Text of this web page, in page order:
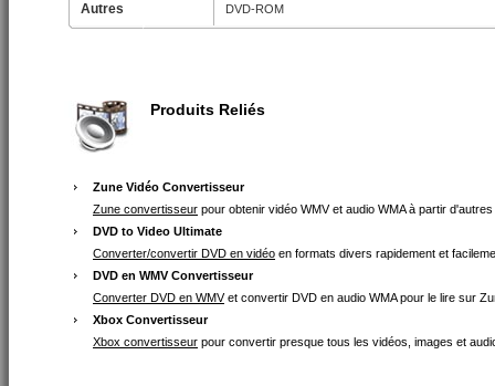
Autres DVD-ROM
Produits Reliés
Zune Vidéo Convertisseur
Zune convertisseur pour obtenir vidéo WMV et audio WMA à partir
DVD to Video Ultimate
Converter/convertir DVD en vidéo en formats divers rapidement et
DVD en WMV Convertisseur
Converter DVD en WMVet convertir DVD en audio WMA pour le lire sur
Xbox Convertisseur
Xbox convertisseur pour convertir presque tous les vidéos, images et